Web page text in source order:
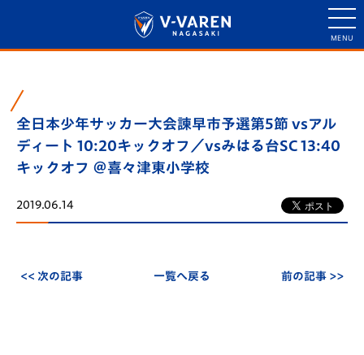
全日本少年サッカー大会諫早市予選第5節 vsアル
ディート 10:20キックオフ／vsみはる台SC 13:40
キックオフ ＠喜々津東小学校
2019.06.14
<< 次の記事 一覧へ戻る 前の記事 >>